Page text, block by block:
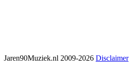
Jaren90Muziek.nl 2009-2026 Disclaimer